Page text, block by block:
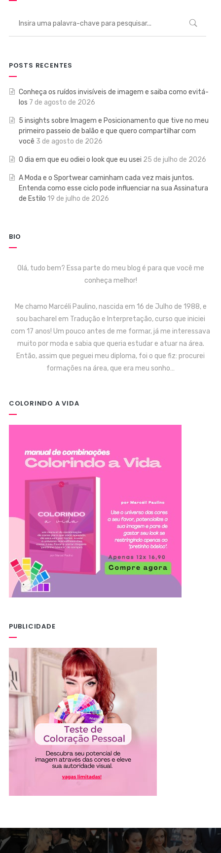
POSTS RECENTES
Conheça os ruídos invisíveis de imagem e saiba como evitá-
los 7 de agosto de 2026
5 insights sobre Imagem e Posicionamento que tive no meu
primeiro passeio de balão e que quero compartilhar com
você 3 de agosto de 2026
O dia em que eu odiei o look que eu usei 25 de julho de 2026
A Moda e o Sportwear caminham cada vez mais juntos.
Entenda como esse ciclo pode influenciar na sua Assinatura
de Estilo 19 de julho de 2026
BIO
Olá, tudo bem? Essa parte do meu blog é para que você me
conheça melhor!
Me chamo Marcéli Paulino, nascida em 16 de Julho de 1988, e
sou bacharel em Tradução e Interpretação, curso que iniciei
com 17 anos! Um pouco antes de me formar, já me interessava
muito por moda e sabia que queria estudar e atuar na área.
Então, assim que peguei meu diploma, foi o que fiz: procurei
formações na área, que era meu sonho…
COLORINDO A VIDA
PUBLICIDADE